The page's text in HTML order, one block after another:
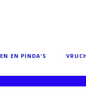
EN PINDA'S